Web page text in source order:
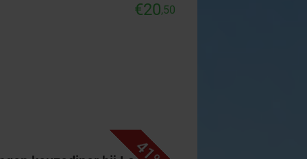
€20,50